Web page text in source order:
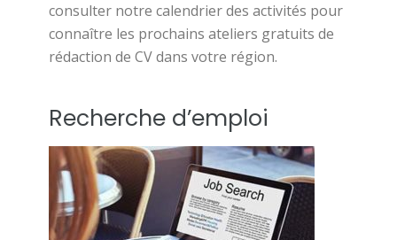
consulter notre calendrier des activités pour
connaître les prochains ateliers gratuits de
rédaction de CV dans votre région.
Recherche d’emploi